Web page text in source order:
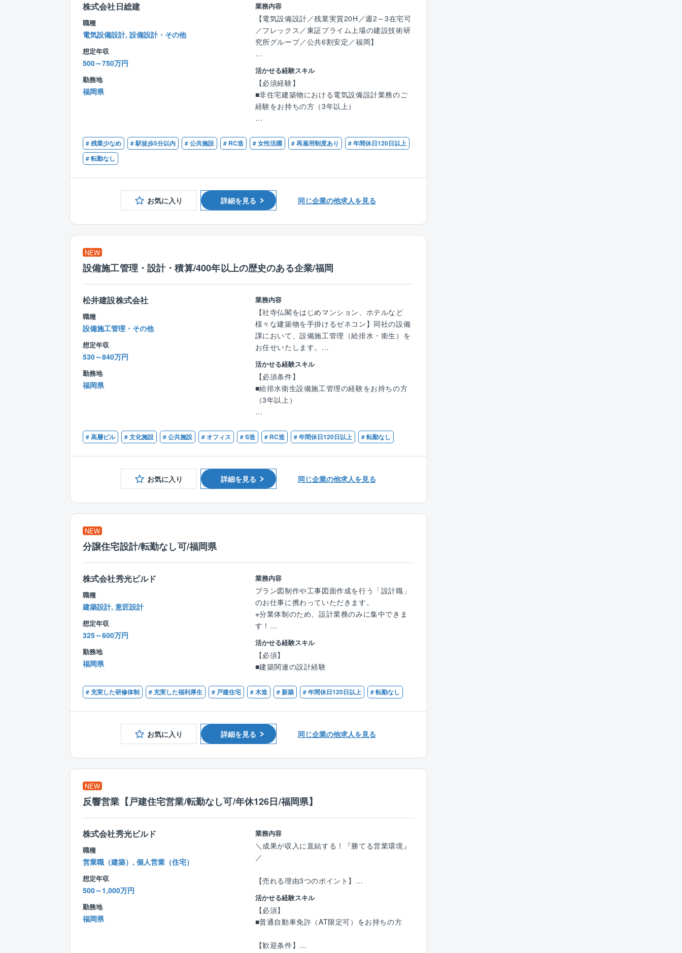
り、従業員が健康で安心して働ける環境の整備
への取り組みをより一層積極的、継続的に推進
してまいります。
■同社の強み：
通／調達／工事を導入したことで一般的な住宅
坪単価の約半分の値段を実現しています。
効率的な広告戦略による高認知度の獲得、さら
に全国に展示場を持つスケールメリットによる
資材調達の優位性を保ち、低価格で良質な住宅
を提供できることです。
産性の向上等を進め、完全週休二日、年間休日
127日を実現しています。
繁忙期、閑散期の波はございますが、残業時間
も平均30時間程度と、業務とプライベートを両
立できる環境が整っております。
■再雇用制度あり
定年退職は、満60歳（第1定年）満65歳（第2
定年）が定められており自由に選択可能です。
また、人事会議の認定を受けることで、満65歳
のため、長く就業していただくことは可能でご
ざいます。
■同社は1968年に海峡に架ける長大吊り橋技術
の研究グループを元として設立され、以来世界
米、アフリカ、中国、韓国、ベトナムなどで数
るなど、日本の国際協力事業にも積極的に参加
しています。
■社会基盤を創るような大きい仕事をすること
ができます。
株式会社日総建
職種
電気設備設計, 設備設計・その他
想定年収
500～750万円
勤務地
福岡県
業務内容
【電気設備設計／残業実質20H／週2～3在宅可
／フレックス／東証プライム上場の建設技術研
究所グループ／公共6割安定／福岡】
同社九州事務所にて電気設備設計ならびに現場
監理を担当頂きます。
〇電気設備設計、監理
〇建物の長寿命化や改修設計
〇建築確認申請、省エネなどの行政手続き
【同社の得意分野】
リエーション施設、福祉・医療施設、教育・研
究施設、庁舎・オフィス施設、等幅広い案件実
【働き方】
●テレワーク可：週2日～3日の間でテレワーク
可能
●平均残業時間：30時間
定時が7時間30分のため、8時間の会社換算で
20時間程度です。
●フレックス制：コアタイム：11:00～15:00
社員数100名以上の設計事務所では女性比率第2
位と、女性技術者が働きやすい環境です。
●男性の育児休暇（半年）の取得実績もあり
【東証プライム上場企業グループの安定感】
場）で、大手企業グループの安定基盤
ります。
活かせる経験スキル
【必須経験】
■非住宅建築物における電気設備設計業務のご
経験をお持ちの方（3年以上）
■一級建築士または二級建築士
■建築設備士
■1級電気工事施工管理技士
# 残業少なめ # 駅徒歩5分以内 # 公共施設 # RC造 # 女性活躍 # 再雇用制度あり
# 年間休日120日以上
# 転勤なし
お気に入り 詳細を見る 同じ企業の他求人を見る
NEW
設備施工管理・設計・積算/400年以上の歴史のある企業/福岡
松井建設株式会社
職種
設備施工管理・その他
想定年収
530～840万円
勤務地
福岡県
業務内容
【社寺仏閣をはじめマンション、ホテルなど
様々な建築物を手掛けるゼネコン】同社の設備
課において、設備施工管理（給排水・衛生）を
お任せいたします。
【具体的には】
設備業務
見積もり作成業務
担当物件の施工管理業務（進捗確認・定例打ち
合わせ参加）等
※支店ビルに自席があり、施工管理業務を担当
工事だけではく、同社の得意分野である社寺建
築に関連する物件を担当することもあります。
【資格取得制度】
同社規定に定める国家資格等の取得のために掛
かる費用を会社が一部負担します。
※一級建築士は選抜制、一級建築施工管理技士
は受講料を全額負担
【ポジションの魅力】
様々なお客様と計画段階から携わり、施工まで
自社で請け負います。
着工後も管理業務があり、現場とお客様の間に
立ち会いながら、見届けることができます。
活のワンシーンを支えていることができる仕事
です。
また、施工部門・設備部門が連携して進めてい
く作業は、ゼネコンでの設計部署ならではのも
文化関係施設、オフィスビルなどと中心に様々
す。
《過去施工実績》
管理会議棟・浄土宗大本山・増上寺安国殿・警
視庁池袋警察署庁舎・川越税務署・小田原城天
守閣・資生堂京都ビルなど。
〇同社は創業が1586年と長い歴史を持ち「信用
活かせる経験スキル
【必須条件】
■給排水衛生設備施工管理の経験をお持ちの方
（3年以上）
■1級管工事施工管理技士の資格をお持ちの方
# 高層ビル # 文化施設 # 公共施設 # オフィス # S造 # RC造 # 年間休日120日以上 # 転勤なし
お気に入り 詳細を見る 同じ企業の他求人を見る
NEW
分譲住宅設計/転勤なし可/福岡県
株式会社秀光ビルド
職種
建築設計, 意匠設計
想定年収
325～600万円
勤務地
福岡県
業務内容
プラン図制作や工事図面作成を行う「設計職」
のお仕事に携わっていただきます。
※分業体制のため、設計業務のみに集中できま
す！
地域に貢献したい。そんなあなたを応援する
『地域密着型企業』です。
【具体的には】
■意匠設計（プランニング）／実施設計（図面
作成）／確認申請業務／施工管理部門との連
＜入社後の流れ＞
びます。
タート。
■独り立ちまでのサポート
∟未経験者でも約1年で独り立ちが可能。
す。
〈チーム組織構成〉
20代～60代まで幅広い年齢層の社員が活躍中。
いずれの拠点も、明るい声が響き、活気にあふ
れた雰囲気で、わからないことがあれば気軽に
活かせる経験スキル
【必須】
■建築関連の設計経験
# 充実した研修体制 # 充実した福利厚生 # 戸建住宅 # 木造 # 新築 # 年間休日120日以上 # 転勤なし
お気に入り 詳細を見る 同じ企業の他求人を見る
NEW
反響営業【戸建住宅営業/転勤なし可/年休126日/福岡県】
株式会社秀光ビルド
職種
営業職（建築）, 個人営業（住宅）
想定年収
500～1,000万円
勤務地
福岡県
業務内容
＼成果が収入に直結する！『勝てる営業環境』
／
【売れる理由3つのポイント】
●完全反響型：毎月10～20組が来店、テレア
ポ、飛び込みは一切不要。
●成約率5～7割：購買意欲の高い前向きなお客
様だけが商談相手。ムダな商談を削り、決定率
●商品力の強さ：高品質×高性能×低価格の“コミ
活かせる経験スキル
【必須】
■普通自動車免許（AT限定可）をお持ちの方
【歓迎条件】